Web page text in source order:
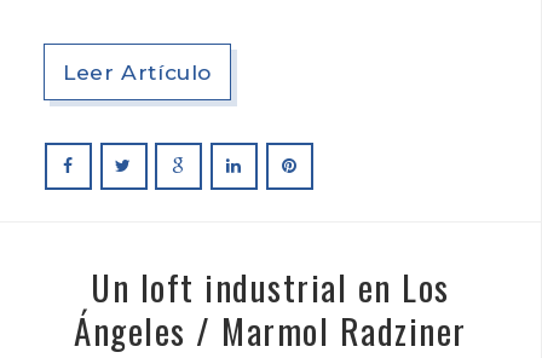
Leer Artículo
Un loft industrial en Los
Ángeles / Marmol Radziner